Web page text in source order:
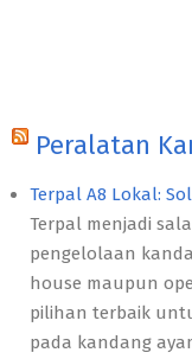
Peralatan
Terpal A8 Lokal:
Terpal menjadi
pengelolaan
house maupun
pilihan terbaik
pada kandang